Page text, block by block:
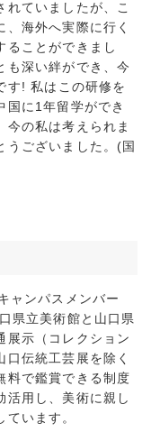
ていましたが、こ
海外へ実際に行く
ることができまし
も深い絆ができ、今
す! 私はこの研修を
国に1年留学ができ
今の私は考えられま
うございました。(国
ャンパスメンバー
県立美術館と山口県
展示（コレクション
伝統工芸展を除く
料で鑑賞できる制度
活用し、美術に親し
います。